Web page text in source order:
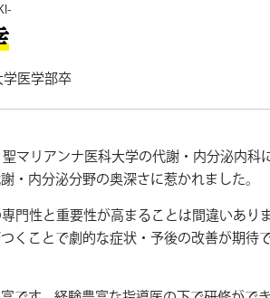
医学部卒
リアンナ医科大学の代謝・内分泌内科
内分泌分野の奥深さに惹かれました。
門性と重要性が高まることは間違いあり
くことで劇的な症状・予後の改善が期待